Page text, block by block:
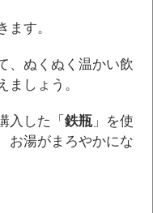
す。
、ぬくぬく温かい飲
しょう。
入した「鉄瓶 」を使
お湯がまろやかにな